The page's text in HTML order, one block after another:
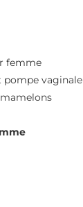
femme
vaginale